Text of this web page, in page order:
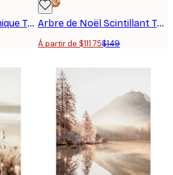
Arbre de Noël Graphique Toile
-25%*
Arbre de Noël Scintillant Toile
À partir de $111.75$149